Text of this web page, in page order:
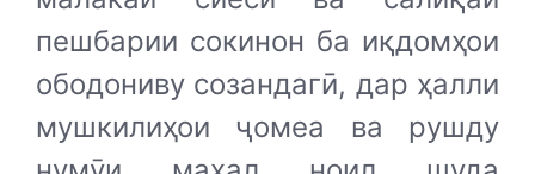
пешбарии сокинон ба иқдомҳои
ободониву созандагӣ, дар ҳалли
мушкилиҳои ҷомеа ва рушду